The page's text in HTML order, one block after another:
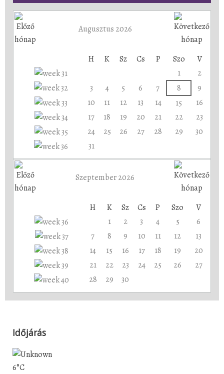
Augusztus 2026
H K Sz Cs P Szo
V
1
2
3
4 5 6 7 8
9
10
11 12 13 14 15
16
17
18 19 20 21 22
23
24
25 26 27 28 29
30
31
Szeptember 2026
H K Sz Cs P Szo
V
1
2 3 4 5
6
7
8 9 10 11 12
13
14
15 16 17 18 19
20
21
22 23 24 25 26
27
28
29 30
Időjárás
6°C